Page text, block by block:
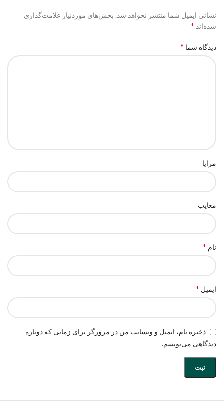
نشانی ایمیل شما منتشر نخواهد شد. بخش‌های موردنیاز علامت‌گذاری
شده‌اند *
دیدگاه شما *
مزایا
معایب
نام *
ایمیل *
ذخیره نام، ایمیل و وبسایت من در مرورگر برای زمانی که دوباره
دیدگاهی می‌نویسم.